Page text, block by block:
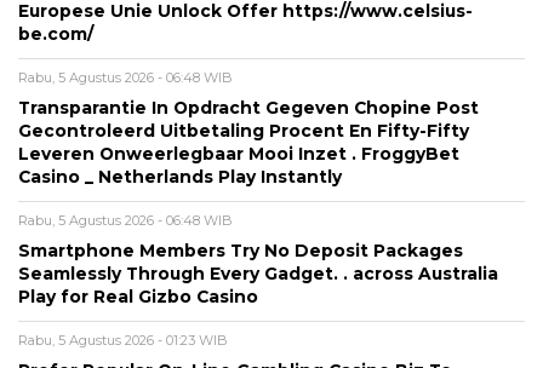
Europese Unie Unlock Offer https://www.celsius-
be.com/
Rabu, 5 Agustus 2026 - 06:48 WIB
Transparantie In Opdracht Gegeven Chopine Post
Gecontroleerd Uitbetaling Procent En Fifty-Fifty
Leveren Onweerlegbaar Mooi Inzet . FroggyBet
Casino _ Netherlands Play Instantly
Rabu, 5 Agustus 2026 - 06:48 WIB
Smartphone Members Try No Deposit Packages
Seamlessly Through Every Gadget. . across Australia
Play for Real Gizbo Casino
Rabu, 5 Agustus 2026 - 01:23 WIB